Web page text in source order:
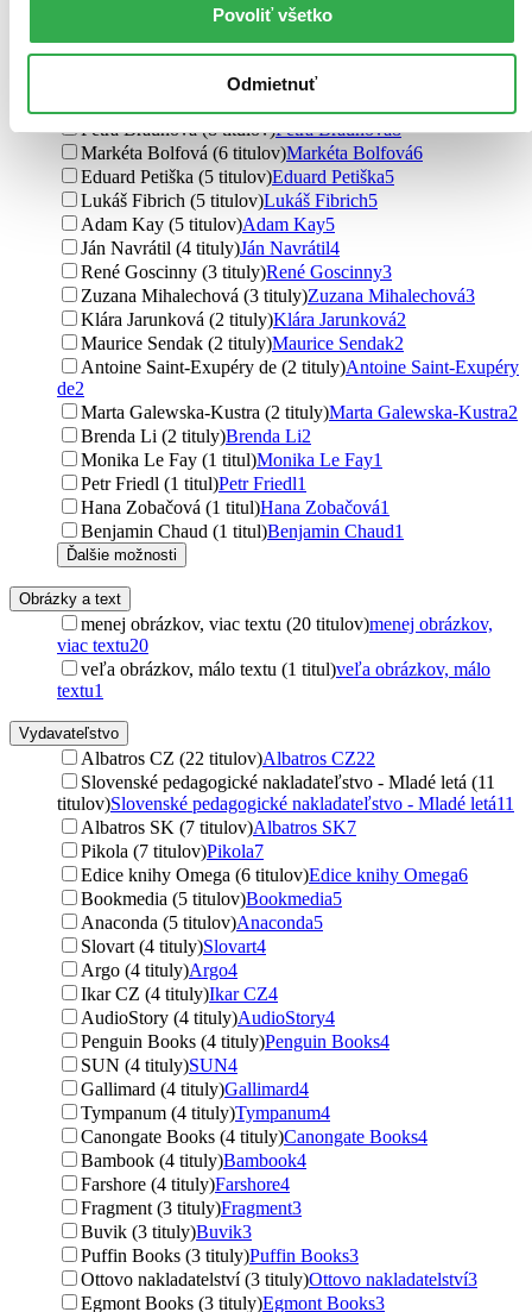
Povoliť všetko
Odmietnuť
Exupery47
Matt Haig (12 titulov)Matt Haig
Petra Braunová (8 titulov)Petra Braunová8
Markéta Bolfová (6 titulov)Markéta Bolfová6
Eduard Petiška (5 titulov)Eduard Petiška5
Lukáš Fibrich (5 titulov)Lukáš Fibrich5
Adam Kay (5 titulov)Adam Kay5
Ján Navrátil (4 tituly)Ján Navrátil4
René Goscinny (3 tituly)René Goscinny3
Zuzana Mihalechová (3 tituly)Zuzana Mihalechová3
Klára Jarunková (2 tituly)Klára Jarunková2
Maurice Sendak (2 tituly)Maurice Sendak2
Antoine Saint-Exupéry de (2 tituly)Antoine Saint-Exupéry
de2
Marta Galewska-Kustra (2 tituly)Marta Galewska-Kustra2
Brenda Li (2 tituly)Brenda Li2
Monika Le Fay (1 titul)Monika Le Fay1
Petr Friedl (1 titul)Petr Friedl1
Hana Zobačová (1 titul)Hana Zobačová1
Benjamin Chaud (1 titul)Benjamin Chaud1
Ďalšie možnosti
Obrázky a text
menej obrázkov, viac textu (20 titulov)menej obrázkov,
viac textu20
veľa obrázkov, málo textu (1 titul)veľa obrázkov, málo
textu1
Vydavateľstvo
Albatros CZ (22 titulov)Albatros CZ22
Slovenské pedagogické nakladateľstvo - Mladé letá (11
titulov)Slovenské pedagogické nakladateľstvo - Mladé letá11
Albatros SK (7 titulov)Albatros SK7
Pikola (7 titulov)Pikola7
Edice knihy Omega (6 titulov)Edice knihy Omega6
Bookmedia (5 titulov)Bookmedia5
Anaconda (5 titulov)Anaconda5
Slovart (4 tituly)Slovart4
Argo (4 tituly)Argo4
Ikar CZ (4 tituly)Ikar CZ4
AudioStory (4 tituly)AudioStory4
Penguin Books (4 tituly)Penguin Books4
SUN (4 tituly)SUN4
Gallimard (4 tituly)Gallimard4
Tympanum (4 tituly)Tympanum4
Canongate Books (4 tituly)Canongate Books4
Bambook (4 tituly)Bambook4
Farshore (4 tituly)Farshore4
Fragment (3 tituly)Fragment3
Buvik (3 tituly)Buvik3
Puffin Books (3 tituly)Puffin Books3
Ottovo nakladatelství (3 tituly)Ottovo nakladatelství3
Egmont Books (3 tituly)Egmont Books3